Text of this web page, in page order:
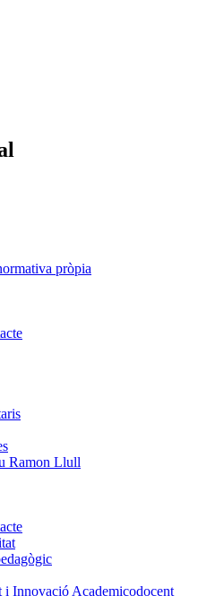
pròpia
Ramon Llull
i Innovació Academicodocent